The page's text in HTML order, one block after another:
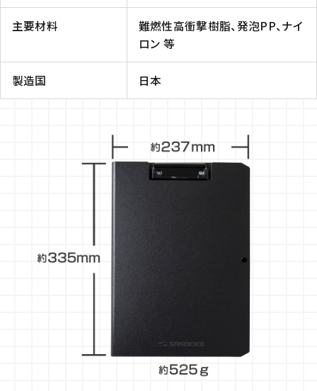
主要材料
難燃性高衝撃樹脂、発泡PP、ナイ
ロン 等
製造国 日本